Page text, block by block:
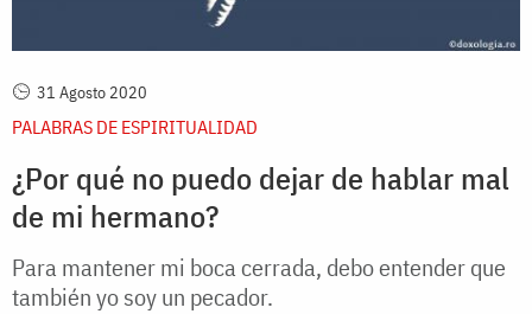
31 Agosto 2020
PALABRAS DE ESPIRITUALIDAD
¿Por qué no puedo dejar de hablar mal
de mi hermano?
Para mantener mi boca cerrada, debo entender que
también yo soy un pecador.